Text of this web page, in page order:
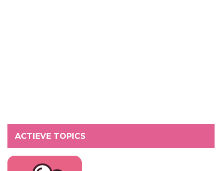
ACTIEVE TOPICS